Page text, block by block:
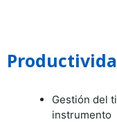
Gestión del
instrumento